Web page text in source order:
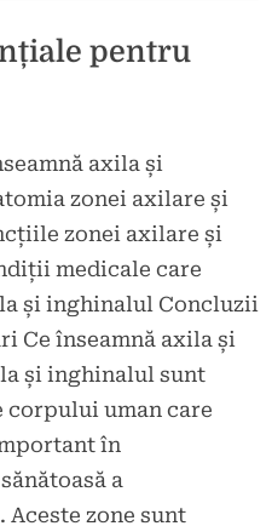
pentru
axila și
zonei axilare și
zonei axilare și
medicale care
și inghinalul Concluzii
Ce înseamnă axila și
și inghinalul sunt
corpului uman care
în
a
zone sunt